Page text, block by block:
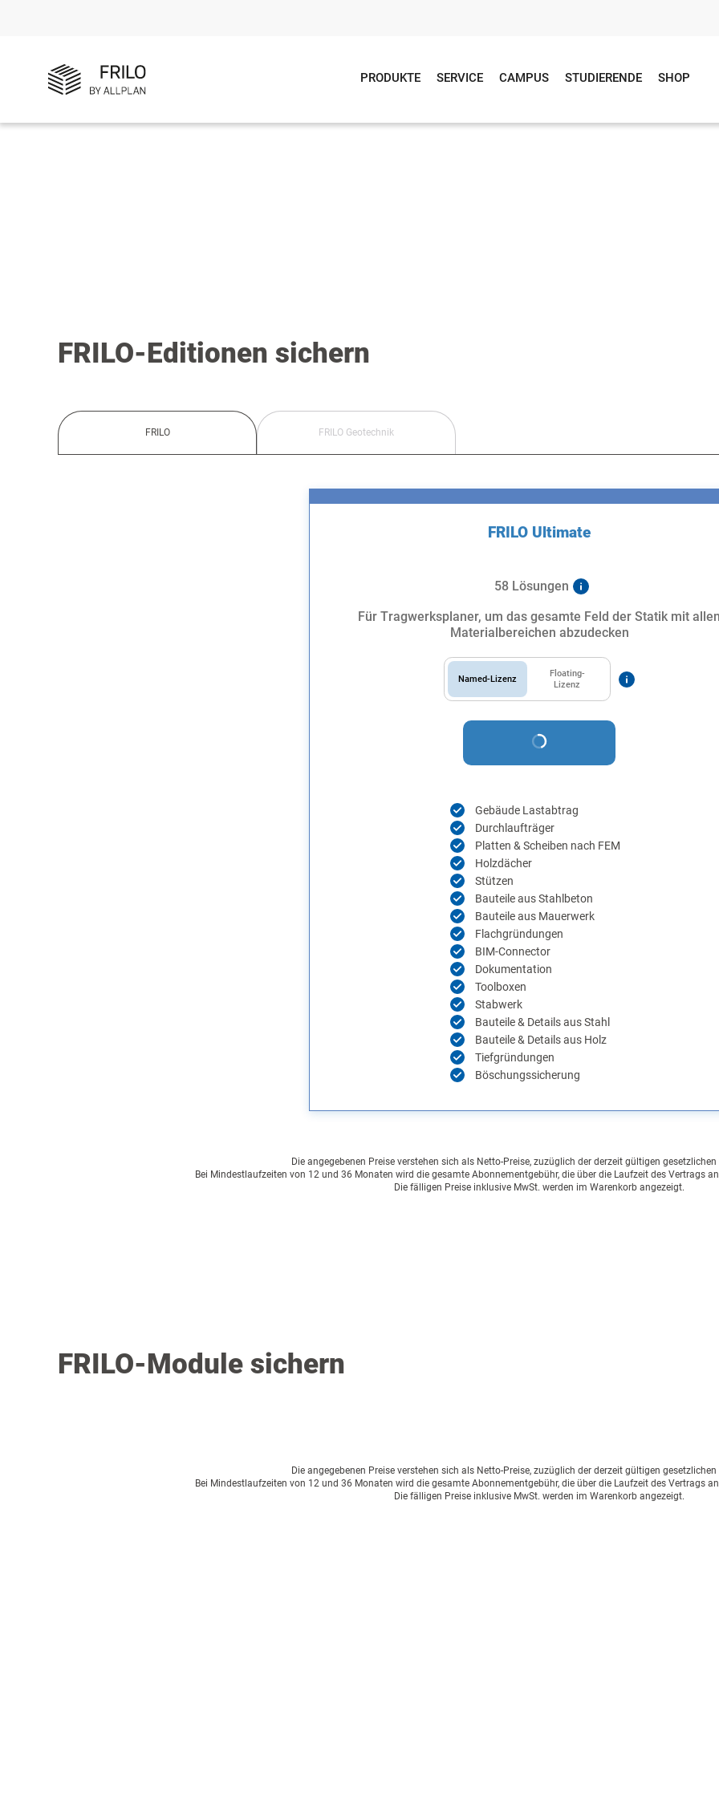
PRODUKTE SERVICE CAMPUS STUDIERENDE SHOP
FRILO-Editionen sichern
FRILO FRILO Geotechnik
FRILO Ultimate
58 Lösungen
Für Tragwerksplaner, um das gesamte Feld der Statik mit
Materialbereichen abzudecken
Named-Lizenz
Floating-
Lizenz
Gebäude Lastabtrag
Durchlaufträger
Platten & Scheiben nach FEM
Holzdächer
Stützen
Bauteile aus Stahlbeton
Bauteile aus Mauerwerk
Flachgründungen
BIM-Connector
Dokumentation
Toolboxen
Stabwerk
Bauteile & Details aus Stahl
Bauteile & Details aus Holz
Tiefgründungen
Böschungssicherung
Die angegebenen Preise verstehen sich als Netto-Preise, zuzüglich der derzeit gültigen
Bei Mindestlaufzeiten von 12 und 36 Monaten wird die gesamte Abonnementgebühr, die über die Laufzeit des Vertrags
Die fälligen Preise inklusive MwSt. werden im Warenkorb angezeigt.
FRILO-Module sichern
Die angegebenen Preise verstehen sich als Netto-Preise, zuzüglich der derzeit gültigen
Bei Mindestlaufzeiten von 12 und 36 Monaten wird die gesamte Abonnementgebühr, die über die Laufzeit des Vertrags
Die fälligen Preise inklusive MwSt. werden im Warenkorb angezeigt.